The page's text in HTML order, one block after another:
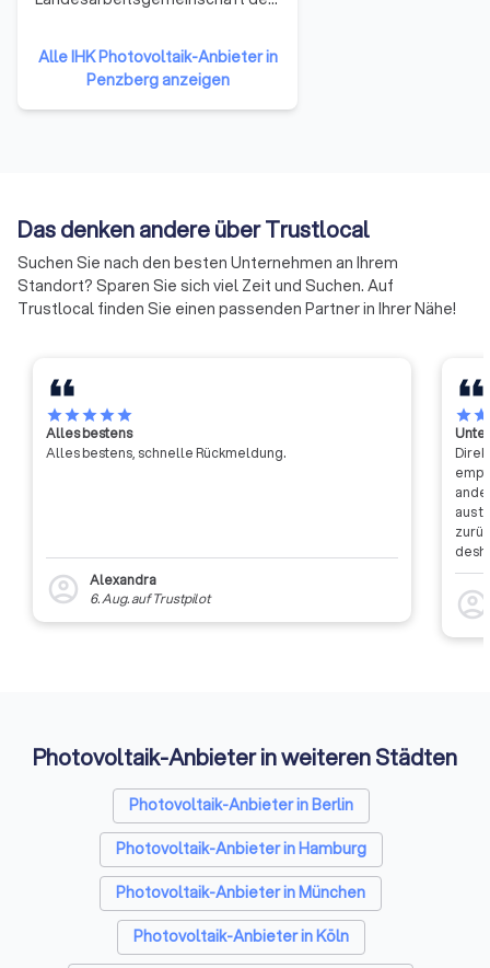
Handelskammern in Nordrhein-
Westfalen. Wir geben der
gewerblichen Wirtschaft eine
starke Stimme im Dialog mit den
IHKs in NRW Verantwortung für
die Unternehmen im Land,
bringen Lösungen auf den Weg
und wägen Einzel- und
Standortinteressen
Alle IHK Photovoltaik-Anbieter in
Penzberg anzeigen
Das denken andere über Trustlocal
Suchen Sie nach den besten Unternehmen an Ihrem
Standort? Sparen Sie sich viel Zeit und Suchen. Auf
Trustlocal finden Sie einen passenden Partner in Ihrer Nähe!
starstarstarstarstar
Alles bestens
Alles bestens, schnelle Rückmeldung.
account_circle
Alexandra
6. Aug.auf Trustpilot
starstar
aus
dass
account_circle
Photovoltaik-Anbieter in weiteren Städten
Photovoltaik-Anbieter in Berlin
Photovoltaik-Anbieter in Hamburg
Photovoltaik-Anbieter in München
Photovoltaik-Anbieter in Köln